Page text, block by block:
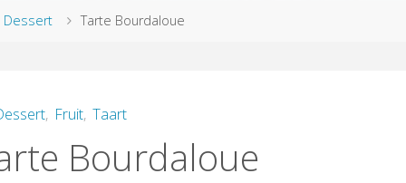
Dessert Tarte Bourdaloue
, Fruit, Taart
Bourdaloue